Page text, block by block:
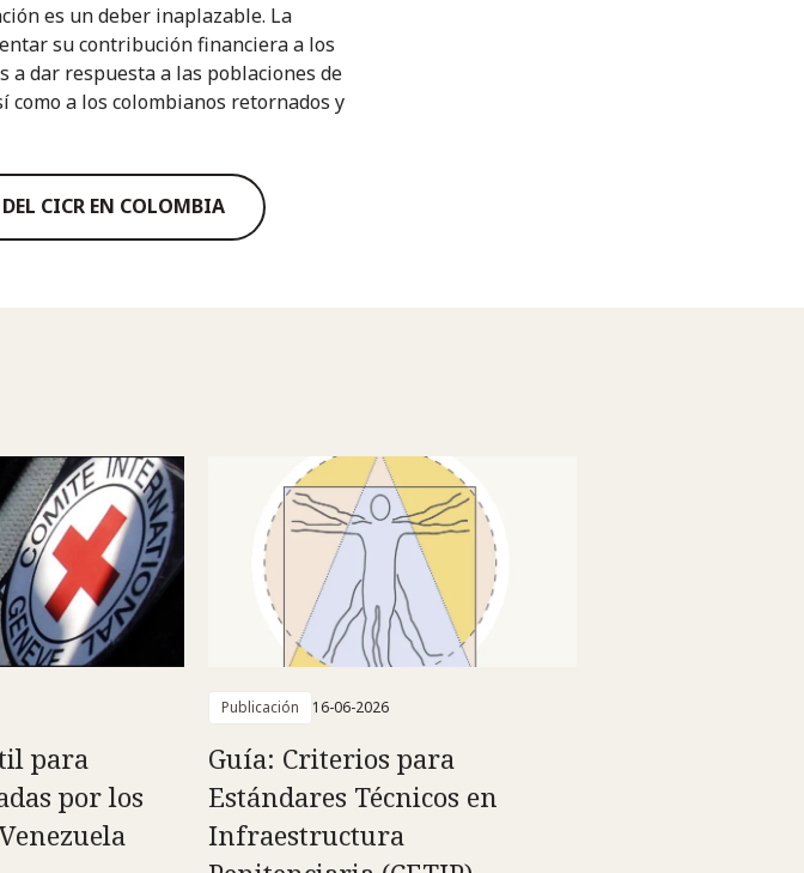
es un deber inaplazable. La
su contribución financiera a los
dar respuesta a las poblaciones de
a los colombianos retornados y
CICR EN COLOMBIA
para
por los
Publicación 16-06-2026
Guía: Criterios para
Estándares Técnicos en
Infraestructura